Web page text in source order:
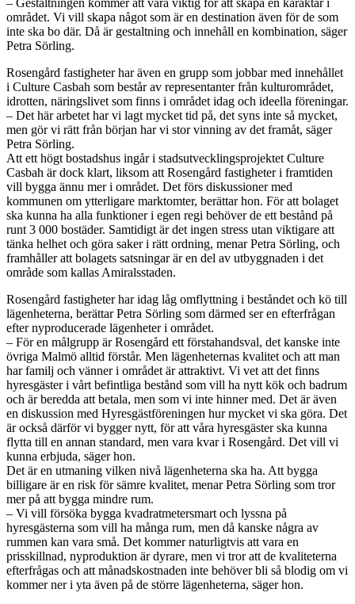
– Gestaltningen kommer att vara viktig för att skapa en karaktär i
området. Vi vill skapa något som är en destination även för de som
inte ska bo där. Då är gestaltning och innehåll en kombination, säger
Petra Sörling.
Rosengård fastigheter har även en grupp som jobbar med innehållet
i Culture Casbah som består av representanter från kulturområdet,
idrotten, näringslivet som finns i området idag och ideella föreningar.
– Det här arbetet har vi lagt mycket tid på, det syns inte så mycket,
men gör vi rätt från början har vi stor vinning av det framåt, säger
Petra Sörling.
Att ett högt bostadshus ingår i stadsutvecklingsprojektet Culture
Casbah är dock klart, liksom att Rosengård fastigheter i framtiden
vill bygga ännu mer i området. Det förs diskussioner med
kommunen om ytterligare marktomter, berättar hon. För att bolaget
ska kunna ha alla funktioner i egen regi behöver de ett bestånd på
runt 3 000 bostäder. Samtidigt är det ingen stress utan viktigare att
tänka helhet och göra saker i rätt ordning, menar Petra Sörling, och
framhåller att bolagets satsningar är en del av utbyggnaden i det
område som kallas Amiralsstaden.
Rosengård fastigheter har idag låg omflyttning i beståndet och kö till
lägenheterna, berättar Petra Sörling som därmed ser en efterfrågan
efter nyproducerade lägenheter i området.
– För en målgrupp är Rosengård ett förstahandsval, det kanske inte
övriga Malmö alltid förstår. Men lägenheternas kvalitet och att man
har familj och vänner i området är attraktivt. Vi vet att det finns
hyresgäster i vårt befintliga bestånd som vill ha nytt kök och badrum
och är beredda att betala, men som vi inte hinner med. Det är även
en diskussion med Hyresgästföreningen hur mycket vi ska göra. Det
är också därför vi bygger nytt, för att våra hyresgäster ska kunna
flytta till en annan standard, men vara kvar i Rosengård. Det vill vi
kunna erbjuda, säger hon.
Det är en utmaning vilken nivå lägenheterna ska ha. Att bygga
billigare är en risk för sämre kvalitet, menar Petra Sörling som tror
mer på att bygga mindre rum.
– Vi vill försöka bygga kvadratmetersmart och lyssna på
hyresgästerna som vill ha många rum, men då kanske några av
rummen kan vara små. Det kommer naturligtvis att vara en
prisskillnad, nyproduktion är dyrare, men vi tror att de kvaliteterna
efterfrågas och att månadskostnaden inte behöver bli så blodig om vi
kommer ner i yta även på de större lägenheterna, säger hon.